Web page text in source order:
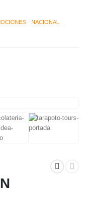
NACIONAL